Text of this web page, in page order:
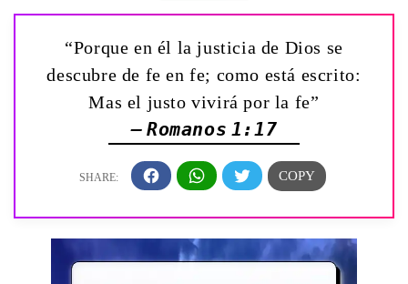
“Porque en él la justicia de Dios se
descubre de fe en fe; como está escrito:
Mas el justo vivirá por la fe”
— Romanos 1:17